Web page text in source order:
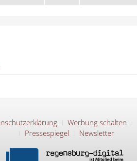
Werbung schalten
Pressespiegel
Newsletter